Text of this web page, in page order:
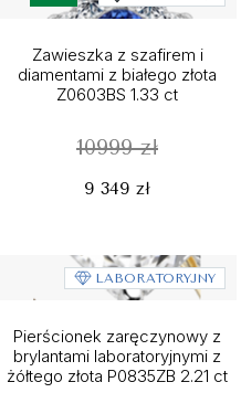
Zawieszka z szafirem i
diamentami z białego złota
Z0603BS 1.33 ct
10999 zł
9 349 zł
LABORATORYJNY
Pierścionek zaręczynowy z
brylantami laboratoryjnymi z
żółtego złota P0835ZB 2.21 ct